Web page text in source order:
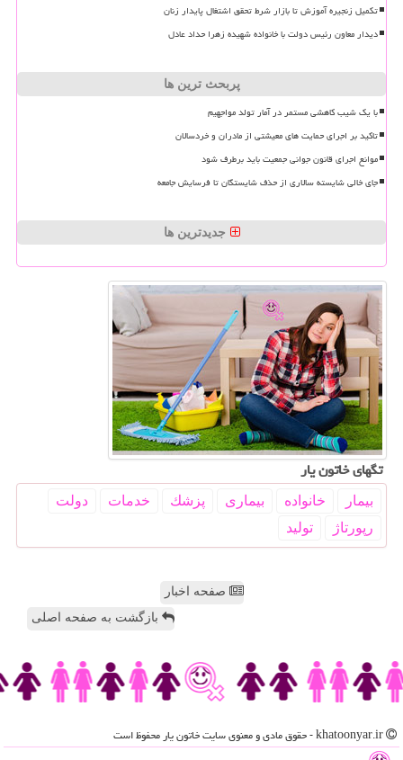
تکمیل زنجیره آموزش تا بازار شرط تحقق اشتغال پایدار زنان
دیدار معاون رئیس دولت با خانواده شهیده زهرا حداد عادل
پربحث ترین ها
با یک شیب کاهشی مستمر در آمار تولد مواجهیم
تاکید بر اجرای حمایت های معیشتی از مادران و خردسالان
موانع اجرای قانون جوانی جمعیت باید برطرف شود
جای خالی شایسته سالاری از حذف شایستگان تا فرسایش جامعه
جدیدترین ها
تگهای خاتون یار
بیمار خانواده بیماری پزشك خدمات
دولت
رپورتاژ
تولید
صفحه اخبار
بازگشت به صفحه اصلی